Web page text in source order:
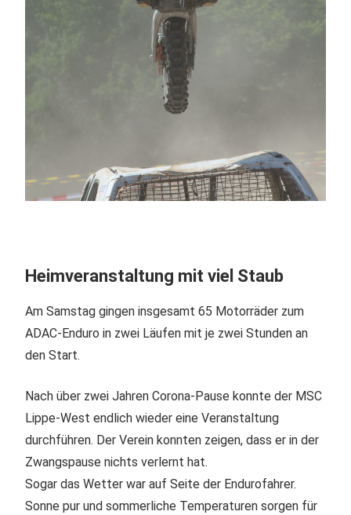
Heimveranstaltung mit viel Staub
Am Samstag gingen insgesamt 65 Motorräder zum
ADAC-Enduro in zwei Läufen mit je zwei Stunden an
den Start.
Nach über zwei Jahren Corona-Pause konnte der MSC
Lippe-West endlich wieder eine Veranstaltung
durchführen. Der Verein konnten zeigen, dass er in der
Zwangspause nichts verlernt hat.
Sogar das Wetter war auf Seite der Endurofahrer.
Sonne pur und sommerliche Temperaturen sorgen für